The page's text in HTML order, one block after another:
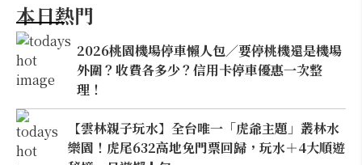
本日熱門
2026桃園機場停車懶人包／要停桃機還是機場
外圍？收費各多少？信用卡停車優惠一次整
理！
【雲林親子玩水】全台唯一「虎爺主題」叢林水
樂園！虎尾632高地免門票回歸，玩水＋4大順遊